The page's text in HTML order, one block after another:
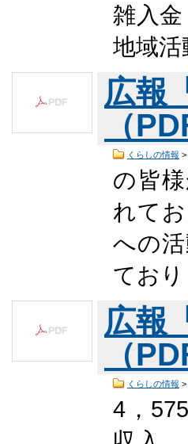
雑入
地域
広報
（
くらしの情報 >
の皆
れて
への
てお
広報
（
くらしの情報 >
4，